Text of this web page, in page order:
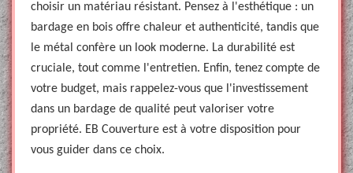
choisir un matériau résistant. Pensez à l'esthétique : un
bardage en bois offre chaleur et authenticité, tandis que
le métal confère un look moderne. La durabilité est
cruciale, tout comme l'entretien. Enfin, tenez compte de
votre budget, mais rappelez-vous que l'investissement
dans un bardage de qualité peut valoriser votre
propriété. EB Couverture est à votre disposition pour
vous guider dans ce choix.